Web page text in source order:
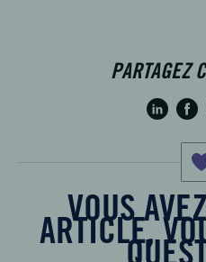
PARTAGEZ
VOUS
ARTICLE,